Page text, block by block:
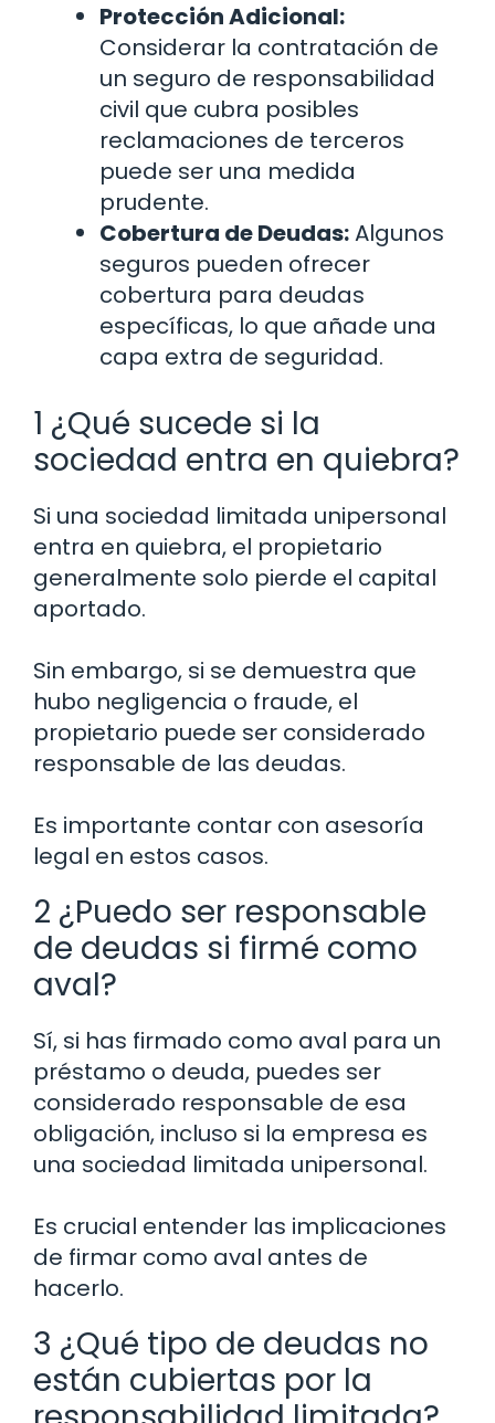
Protección Adicional:
Considerar la contratación de
un seguro de responsabilidad
civil que cubra posibles
reclamaciones de terceros
puede ser una medida
prudente.
Cobertura de Deudas:Algunos
seguros pueden ofrecer
cobertura para deudas
específicas, lo que añade una
capa extra de seguridad.
1 ¿Qué sucede si la
sociedad entra en quiebra?
Si una sociedad limitada unipersonal
entra en quiebra, el propietario
generalmente solo pierde el capital
aportado.
Sin embargo, si se demuestra que
hubo negligencia o fraude, el
propietario puede ser considerado
responsable de las deudas.
Es importante contar con asesoría
legal en estos casos.
2 ¿Puedo ser responsable
de deudas si firmé como
aval?
Sí, si has firmado como aval para un
préstamo o deuda, puedes ser
considerado responsable de esa
obligación, incluso si la empresa es
una sociedad limitada unipersonal.
Es crucial entender las implicaciones
de firmar como aval antes de
hacerlo.
3 ¿Qué tipo de deudas no
están cubiertas por la